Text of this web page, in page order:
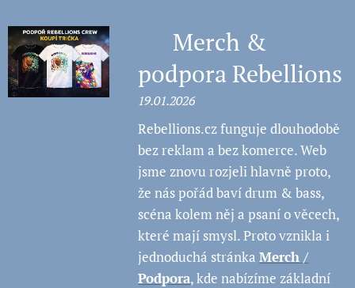
🤝 Merch &
podpora Rebellions
19.01.2026
Rebellions.cz funguje dlouhodobě
bez reklam a bez komerce. Web
jsme znovu rozjeli hlavně proto,
že nás pořád baví drum & bass,
scéna kolem něj a psaní o věcech,
které mají smysl. Proto vznikla i
jednoduchá stránkaMerch /
Podpora, kde nabízíme základní